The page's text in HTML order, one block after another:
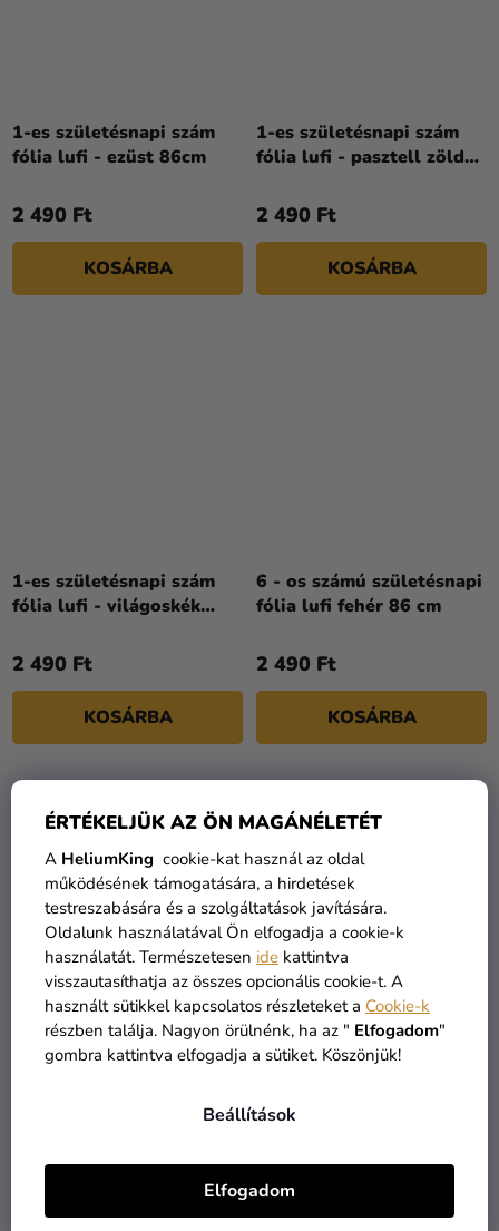
ÉRTÉKELJÜK AZ ÖN MAGÁNÉLETÉT
A HeliumKing cookie-kat használ az oldal
működésének támogatására, a hirdetések
testreszabására és a szolgáltatások javítására.
Oldalunk használatával Ön elfogadja a cookie-k
használatát. Természetesen ide kattintva
visszautasíthatja az összes opcionális cookie-t. A
használt sütikkel kapcsolatos részleteket a Cookie-k
részben találja. Nagyon örülnénk, ha az " Elfogadom"
gombra kattintva elfogadja a sütiket. Köszönjük!
Beállítások
Elfogadom
1-es születésnapi szám
fólia lufi - ezüst 86cm
2 490 Ft
KOSÁRBA
1-es születésnapi szám
fólia lufi - pasztell zöld
2 490 Ft
KOSÁRBA
1-es születésnapi szám
fólia lufi - világoskék
2 490 Ft
KOSÁRBA
6 - os számú születésnapi
fólia lufi fehér 86 cm
2 490 Ft
KOSÁRBA
6-os arany szám
születésnapi fólia lufi 86
KOSÁRBA
6-os ezüst szám
születésnapi fólia lufi 86
790 Ft
KOSÁRBA